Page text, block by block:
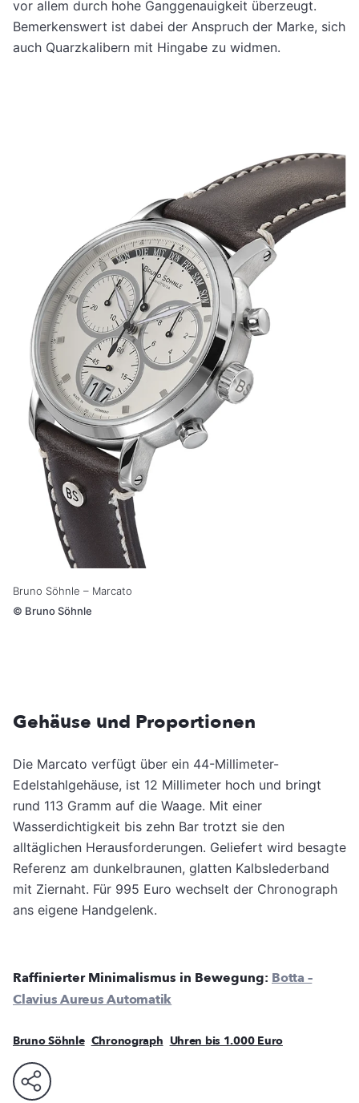
vor allem durch hohe Ganggenauigkeit überzeugt.
Bemerkenswert ist dabei der Anspruch der Marke, sich
auch Quarzkalibern mit Hingabe zu widmen.
Bruno Söhnle – Marcato
© Bruno Söhnle
Gehäuse und Proportionen
Die Marcato verfügt über ein 44-Millimeter-
Edelstahlgehäuse, ist 12 Millimeter hoch und bringt
rund 113 Gramm auf die Waage. Mit einer
Wasserdichtigkeit bis zehn Bar trotzt sie den
alltäglichen Herausforderungen. Geliefert wird besagte
Referenz am dunkelbraunen, glatten Kalbslederband
mit Ziernaht. Für 995 Euro wechselt der Chronograph
ans eigene Handgelenk.
Raffinierter Minimalismus in Bewegung: Botta –
Clavius Aureus Automatik
Bruno Söhnle Chronograph Uhren bis 1.000 Euro